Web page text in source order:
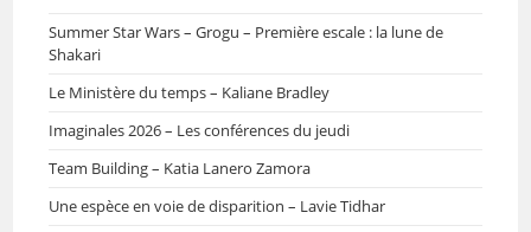
Summer Star Wars – Grogu – Première escale : la lune de
Shakari
Le Ministère du temps – Kaliane Bradley
Imaginales 2026 – Les conférences du jeudi
Team Building – Katia Lanero Zamora
Une espèce en voie de disparition – Lavie Tidhar